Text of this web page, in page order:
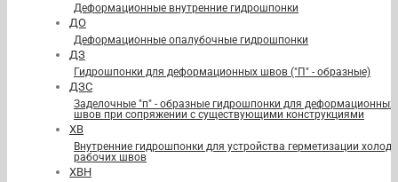
Деформационные внутренние гидрошпонки
ДО
Деформационные опалубочные гидрошпонки
ДЗ
Гидрошпонки для деформационных швов ("П" - образные)
ДЗС
Заделочные "п" - образные гидрошпонки для деформационных
швов при сопряжении с существующими конструкциями
ХВ
Внутренние гидрошпонки для устройства герметизации
рабочих швов
ХВН